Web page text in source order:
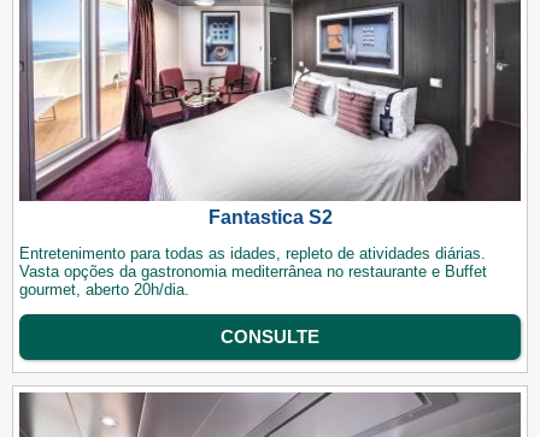
Fantastica S2
Entretenimento para todas as idades, repleto de atividades diárias.
Vasta opções da gastronomia mediterrânea no restaurante e Buffet
gourmet, aberto 20h/dia.
CONSULTE